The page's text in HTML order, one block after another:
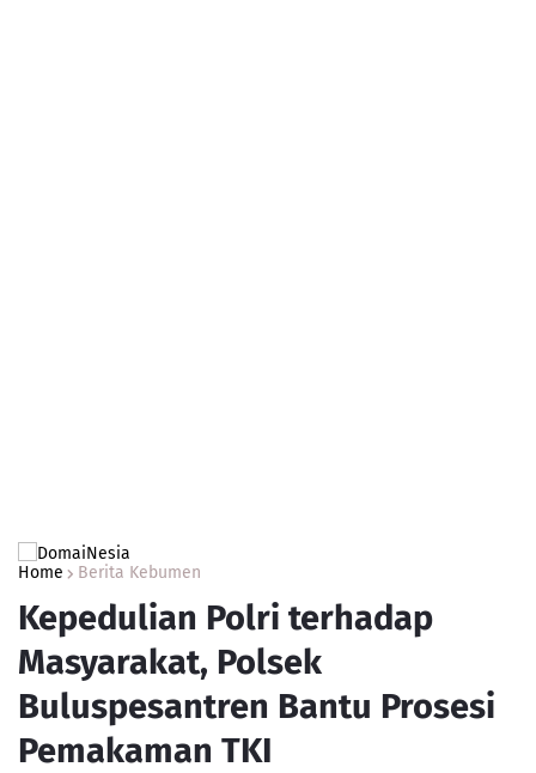
Home Berita Kebumen
Kepedulian Polri terhadap
Masyarakat, Polsek
Buluspesantren Bantu Prosesi
Pemakaman TKI